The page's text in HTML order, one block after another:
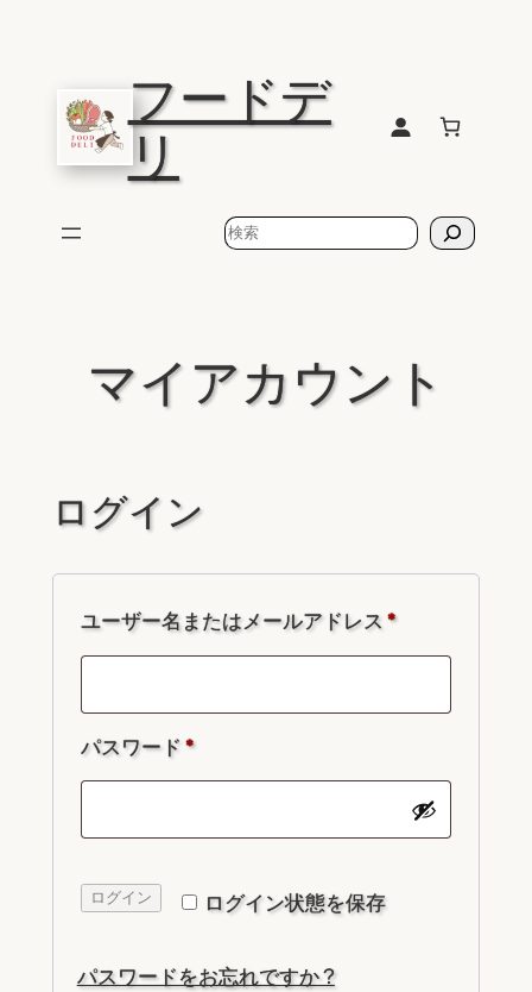
フードデ
リ
検
マイアカウント
ログイン
ユーザー名またはメールアドレス *必
須
パスワード *必
須
ログイン状態を保存
ログイン
パスワードをお忘れですか ?